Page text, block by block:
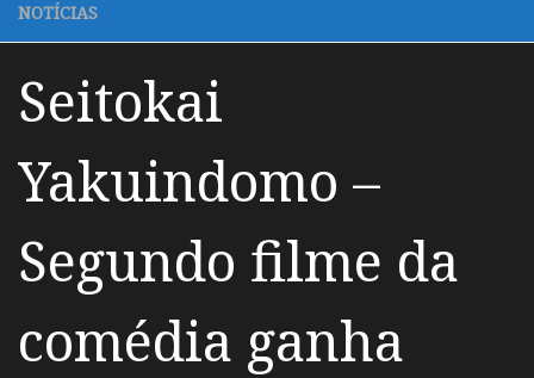
NOTÍCIAS
Seitokai
Yakuindomo –
Segundo filme da
comédia ganha